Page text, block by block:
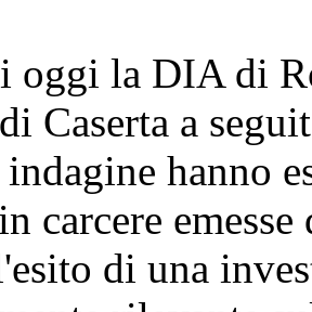
oggi la DIA di
Caserta a
hanno
carcere
di una